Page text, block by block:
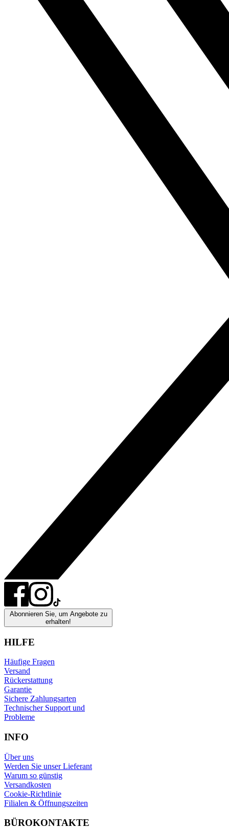
Abonnieren Sie, um Angebote zu
erhalten!
HILFE
Häufige Fragen
Versand
Rückerstattung
Garantie
Sichere Zahlungsarten
Technischer Support und
Probleme
INFO
Über uns
Werden Sie unser Lieferant
Warum so günstig
Versandkosten
Cookie-Richtlinie
Filialen & Öffnungszeiten
BÜROKONTAKTE